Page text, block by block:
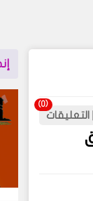
التعليقات